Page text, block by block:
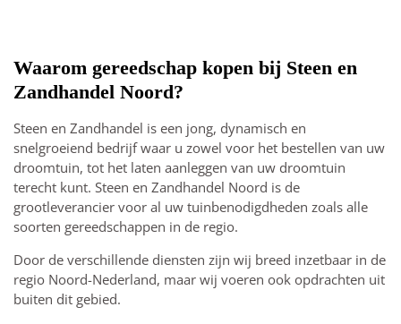
Waarom gereedschap kopen bij Steen en
Zandhandel Noord?
Steen en Zandhandel is een jong, dynamisch en
snelgroeiend bedrijf waar u zowel voor het bestellen van uw
droomtuin, tot het laten aanleggen van uw droomtuin
terecht kunt. Steen en Zandhandel Noord is de
grootleverancier voor al uw tuinbenodigdheden zoals alle
soorten gereedschappen in de regio.
Door de verschillende diensten zijn wij breed inzetbaar in de
regio Noord-Nederland, maar wij voeren ook opdrachten uit
buiten dit gebied.